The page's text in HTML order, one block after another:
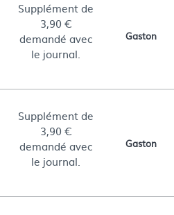
Supplément de
3,90 €
demandé avec
le journal.
Gaston
Supplément de
3,90 €
demandé avec
le journal.
Gaston